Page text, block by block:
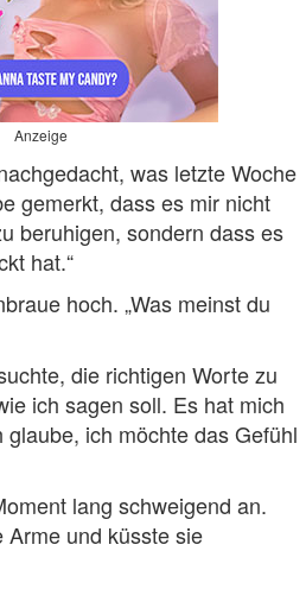
Anzeige
was letzte Woche
gemerkt, dass es mir nicht
beruhigen, sondern dass es
hat.“
hoch. „Was meinst du
die richtigen Worte zu
ich sagen soll. Es hat mich
ich möchte das Gefühl
lang schweigend an.
Arme und küsste sie